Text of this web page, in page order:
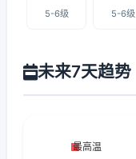
5-6级 5-6级
未来7天趋势